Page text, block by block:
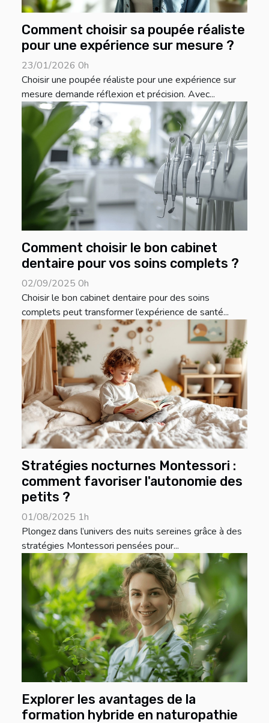
Comment choisir sa poupée réaliste
pour une expérience sur mesure ?
23/01/2026 0h
Choisir une poupée réaliste pour une expérience sur
mesure demande réflexion et précision. Avec...
Comment choisir le bon cabinet
dentaire pour vos soins complets ?
02/09/2025 0h
Choisir le bon cabinet dentaire pour des soins
complets peut transformer l’expérience de santé...
Stratégies nocturnes Montessori :
comment favoriser l'autonomie des
petits ?
01/08/2025 1h
Plongez dans l’univers des nuits sereines grâce à des
stratégies Montessori pensées pour...
Explorer les avantages de la
formation hybride en naturopathie